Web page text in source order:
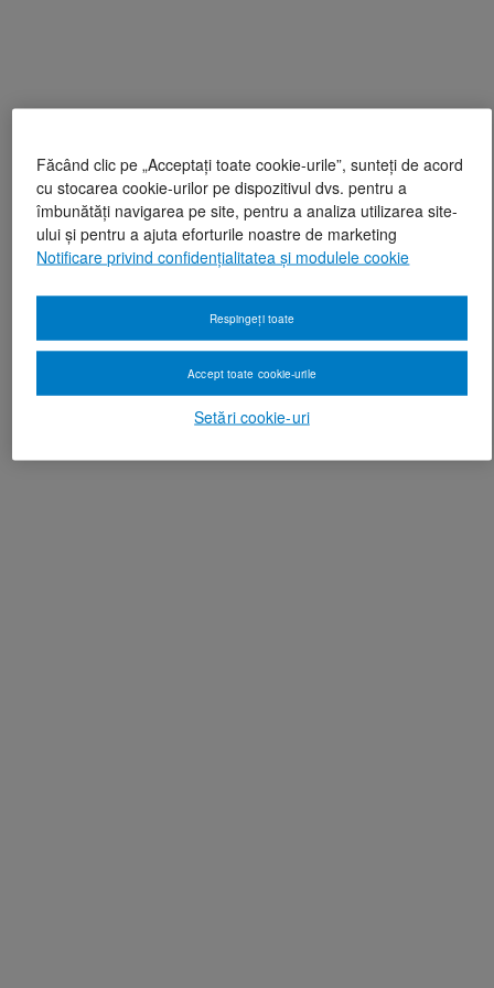
Făcând clic pe „Acceptați toate cookie-urile”, sunteți de acord
cu stocarea cookie-urilor pe dispozitivul dvs. pentru a
îmbunătăți navigarea pe site, pentru a analiza utilizarea site-
ului și pentru a ajuta eforturile noastre de marketing
Notificare privind confidențialitatea și modulele cookie
Setări cookie-uri
Respingeți toate
Accept toate cookie-urile